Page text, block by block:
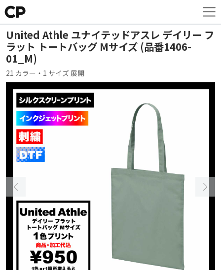
United Athle ユナイテッドアスレ デイリー フ
ラット トートバッグ Mサイズ (品番1406-
01_M)
21 カラー・1 サイズ 展開